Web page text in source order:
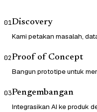
01Discovery
Kami petakan masalah,
02Proof of Concept
Bangun prototipe untuk
03Pengembangan
Integrasikan AI ke produk